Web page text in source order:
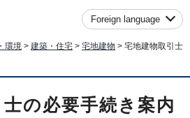
Foreign language
環境 > 建築・住宅 > 宅地建物 > 宅地建物取引士
の必要手続き案内